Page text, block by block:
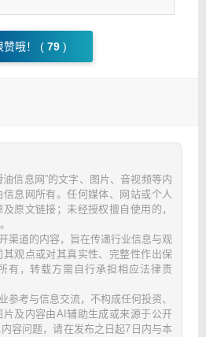
赞哦！ ( 79 )
信息网”的文字、图片、音视频等内
息网所有。任何媒体、网站或个人
原文链接；未经授权擅自使用的，
渠道的内容，旨在传递行业信息与观
其观点或对其真实性、完整性作出保
有，转载方需自行承担相应法律责
参考与信息交流，不构成任何投资、
及内容由AI辅助生成或来源于公开
容问题，请在发布之日起7日内与本